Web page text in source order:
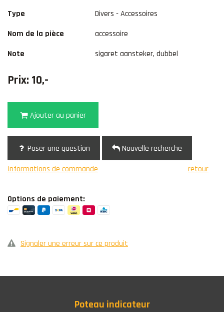
Type
Divers - Accessoires
Nom de la pièce
accessoire
Note
sigaret aansteker, dubbel
Prix: 10,-
Ajouter au panier
Poser une question
Nouvelle recherche
Informations de commande
retour
Options de paiement:
Signaler une erreur sur ce produit
Poteau indicateur